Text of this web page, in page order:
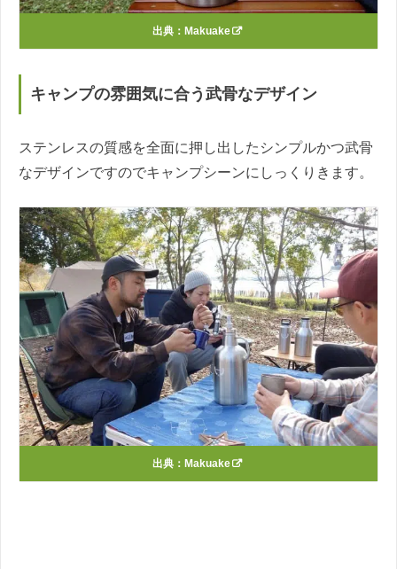
出典： Makuake
キャンプの雰囲気に合う武骨なデザイン
ステンレスの質感を全面に押し出したシンプルかつ武骨
なデザインですのでキャンプシーンにしっくりきます。
出典： Makuake